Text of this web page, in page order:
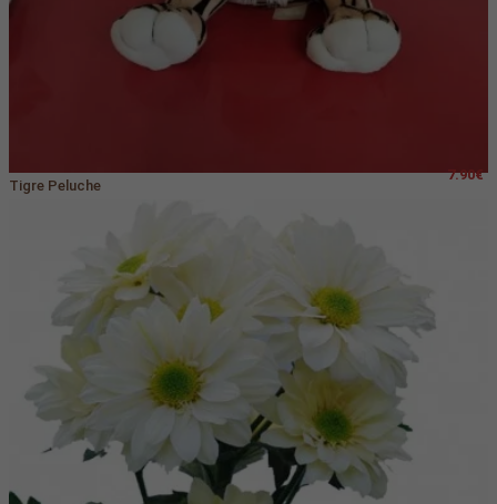
Tigre Peluche
7.90€